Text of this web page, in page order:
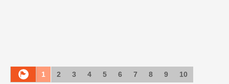
1 2 3 4 5 6 7 8 9 10